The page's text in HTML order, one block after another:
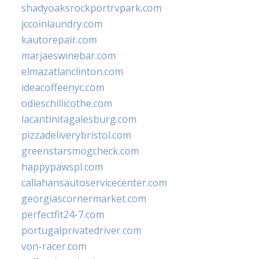
shadyoaksrockportrvpark.com
jccoinlaundry.com
kautorepair.com
marjaeswinebar.com
elmazatlanclinton.com
ideacoffeenyc.com
odieschillicothe.com
lacantinitagalesburg.com
pizzadeliverybristol.com
greenstarsmogcheck.com
happypawspl.com
callahansautoservicecenter.com
georgiascornermarket.com
perfectfit24-7.com
portugalprivatedriver.com
von-racer.com